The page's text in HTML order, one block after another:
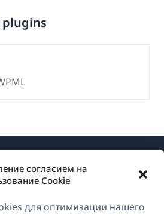
согласием на
Cookie
для оптимизации нашего
plugins